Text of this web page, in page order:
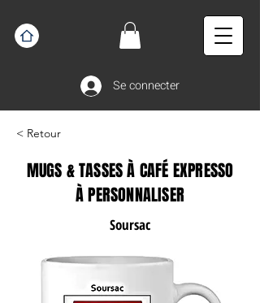
Se connecter
< Retour
MUGS & TASSES À CAFÉ EXPRESSO
À PERSONNALISER
Soursac